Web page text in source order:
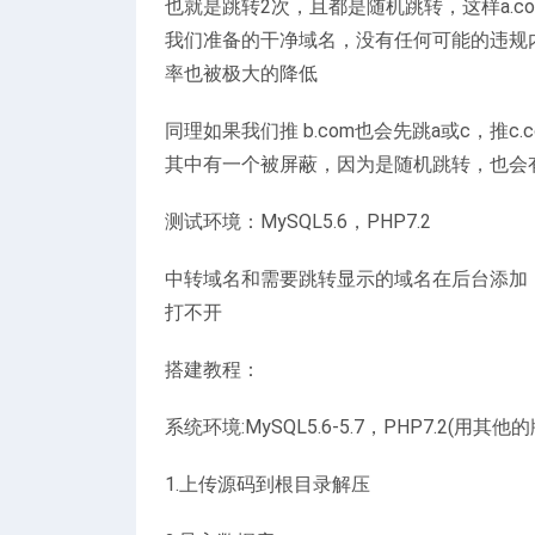
也就是跳转2次，且都是随机跳转，这样
我们准备的干净域名，没有任何可能的违
率也被极大的降低
同理如果我们推 b.com也会先跳a或c，推
其中有一个被屏蔽，因为是随机跳转，也
测试环境：MySQL5.6，PHP7.2
中转域名和需要跳转显示的域名在后台添
打不开
搭建教程：
系统环境:MySQL5.6-5.7，PHP7.2(用其他
1.上传源码到根目录解压